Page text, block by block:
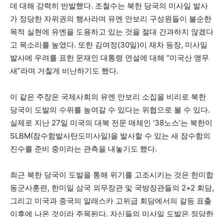
데 대해 강력히 반발했다. 조철수는 북한 당국의 미사일 발사
가 정당한 자위권의 행사라며 유엔 안보리 구성원들이 불순한
목적 실현에 유엔을 도용하고 있는 것을 절대 간과하지 않겠다
고 목소리를 높였다. 또한 김여정(30일)이 재차 등장, 미사일
발사에 우려를 표한 문재인 대통령 연설에 대해 “미국산 앵무
새”라며 거칠게 비난하기도 했다.
이 같은 주장은 국제사회의 유엔 안보리 소집을 비리로 북한
당국이 도발의 수위를 높여갈 수 있다는 위협으로 볼 수 있다.
실제로 지난 27일 미국의 대북 전문 매체인 ‘38노스’는 북한이
SLBM(잠수함발사탄도미사일)을 발사할 수 있는 새 잠수함의
진수를 준비 중이라는 관측을 내놓기도 했다.
최근 북한 당국이 도발을 통해 위기를 고조시키는 것은 한미합
동군사훈련, 한미일 삼국 외무장관 및 국방장관들의 2+2 회담,
그리고 미국과 중국의 알래스카 고위급 회담에서의 갈등 표출
이후에 나온 것이라 주목된다. 자신들의 미사일 도발은 정당한